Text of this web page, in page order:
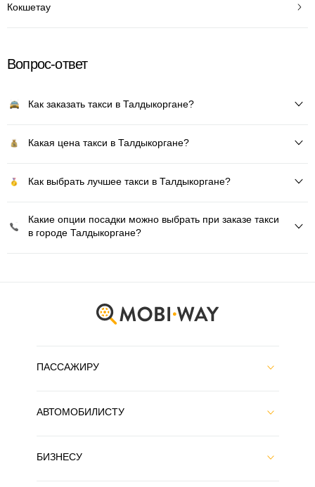
Кокшетау
Вопрос-ответ
Как заказать такси в Талдыкоргане?
Какая цена такси в Талдыкоргане?
Как выбрать лучшее такси в Талдыкоргане?
Какие опции посадки можно выбрать при заказе такси
в городе Талдыкоргане?
ПАССАЖИРУ
АВТОМОБИЛИСТУ
БИЗНЕСУ